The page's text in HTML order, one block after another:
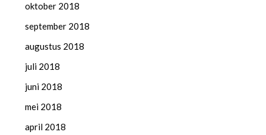
oktober 2018
september 2018
augustus 2018
juli 2018
juni 2018
mei 2018
april 2018